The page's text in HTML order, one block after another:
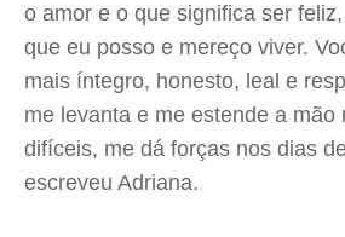
o amor e o que significa ser
que eu posso e mereço viver.
mais íntegro, honesto, leal e
me levanta e me estende a mão
difíceis, me dá forças nos dias
escreveu Adriana.